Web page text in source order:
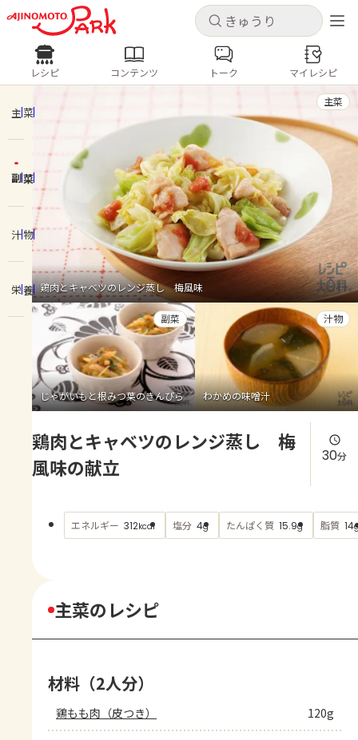
キャンセル
ログインするとレシピを保存できます
新規登録
コンテンツ
レシピ
トーク
よくあるお問い合わせ
お買い物
AJINOMOTO PARK とは
キャンセル
レシピ コンテンツ
人気の食材・レシピ
なす トマト
とうもろこし
ピーマン
みょうが ゴーヤ
レシピ コンテンツ トーク マイレシピ
主菜
副菜
汁物
栄養 鶏肉とキャベツのレンジ蒸し 梅風味
主菜
じゃがいもと根みつ葉のきんぴら
副菜
わかめの味噌汁
汁物
鶏肉とキャベツのレンジ蒸し 梅
風味の献立
30分
エネルギー 312kcal 塩分 4g たんぱく質 15.9g 脂質 14
主菜のレシピ
材料（2人分）
鶏もも肉（皮つき） 120g